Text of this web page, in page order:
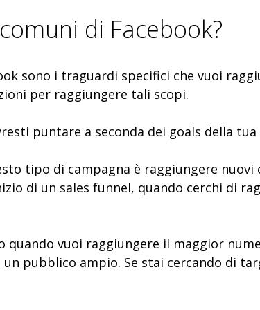
di Facebook?
sono i traguardi specifici che vuoi
per raggiungere tali scopi.
puntare a seconda dei goals della tua
tipo di campagna è raggiungere
di un sales funnel, quando cerchi di
vuoi raggiungere il maggior
un pubblico ampio. Se stai cercando di